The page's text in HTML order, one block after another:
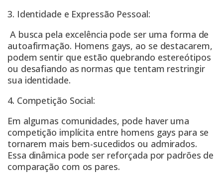
3. Identidade e Expressão Pessoal:
A busca pela excelência pode ser uma forma de
autoafirmação. Homens gays, ao se destacarem,
podem sentir que estão quebrando estereótipos
ou desafiando as normas que tentam restringir
sua identidade.
4. Competição Social:
Em algumas comunidades, pode haver uma
competição implícita entre homens gays para se
tornarem mais bem-sucedidos ou admirados.
Essa dinâmica pode ser reforçada por padrões de
comparação com os pares.